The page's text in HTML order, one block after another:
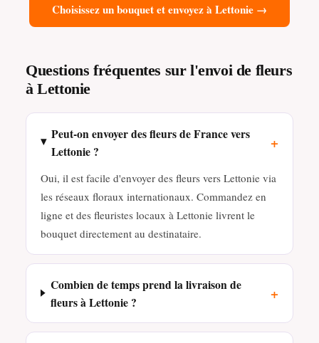
Choisissez un bouquet et envoyez à Lettonie →
Questions fréquentes sur l'envoi de fleurs
à Lettonie
Peut-on envoyer des fleurs de France vers
Lettonie ?
+
Oui, il est facile d'envoyer des fleurs vers Lettonie via
les réseaux floraux internationaux. Commandez en
ligne et des fleuristes locaux à Lettonie livrent le
bouquet directement au destinataire.
Combien de temps prend la livraison de
fleurs à Lettonie ?
+